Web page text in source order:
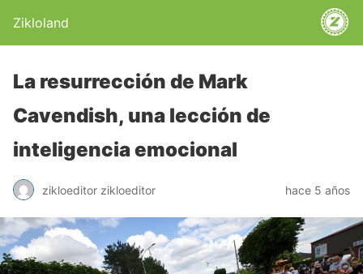
Zikloland
La resurrección de Mark
Cavendish, una lección de
inteligencia emocional
zikloeditor zikloeditor hace 5 años